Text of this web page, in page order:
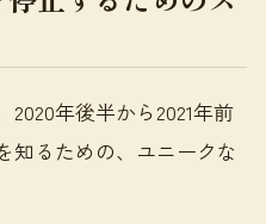
年後半から2021年前
知るための、ユニークな